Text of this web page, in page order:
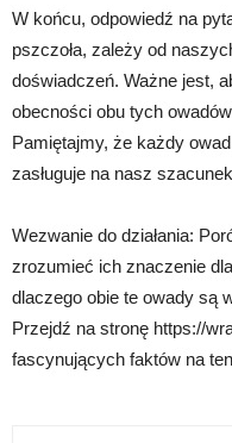
W końcu, odpowiedź na
pszczoła, zależy od
doświadczeń. Ważne jest,
obecności obu tych
Pamiętajmy, że każdy
zasługuje na nasz
Wezwanie do działania:
zrozumieć ich znaczenie
dlaczego obie te owady są
Przejdź na stronę https://
fascynujących faktów na